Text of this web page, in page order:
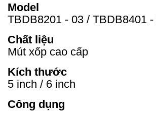
Model
TBDB8201 - 03 / TBDB8401 -
Chất liệu
Mút xốp cao cấp
Kích thước
5 inch / 6 inch
Công dụng